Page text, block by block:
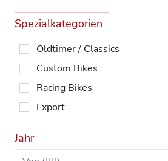
Spezialkategorien
Oldtimer / Classics
Custom Bikes
Racing Bikes
Export
Jahr